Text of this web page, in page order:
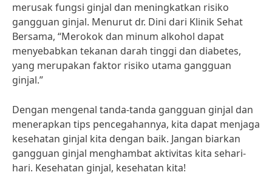
merusak fungsi ginjal dan meningkatkan risiko
gangguan ginjal. Menurut dr. Dini dari Klinik Sehat
Bersama, “Merokok dan minum alkohol dapat
menyebabkan tekanan darah tinggi dan diabetes,
yang merupakan faktor risiko utama gangguan
ginjal.”
Dengan mengenal tanda-tanda gangguan ginjal dan
menerapkan tips pencegahannya, kita dapat menjaga
kesehatan ginjal kita dengan baik. Jangan biarkan
gangguan ginjal menghambat aktivitas kita sehari-
hari. Kesehatan ginjal, kesehatan kita!